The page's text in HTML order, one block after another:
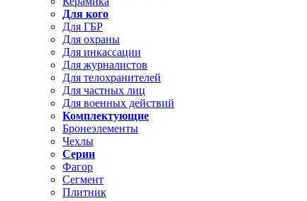
Для кого
Для ГБР
Для охраны
Для инкассации
Для журналистов
Для телохранителей
Для частных лиц
Для военных действий
Комплектующие
Бронеэлементы
Чехлы
Серии
Фагор
Сегмент
Плитник